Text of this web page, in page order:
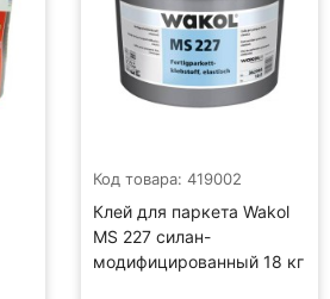
Код товара: 419002
Клей для паркета Wakol
MS 227 силан-
модифицированный 18 кг